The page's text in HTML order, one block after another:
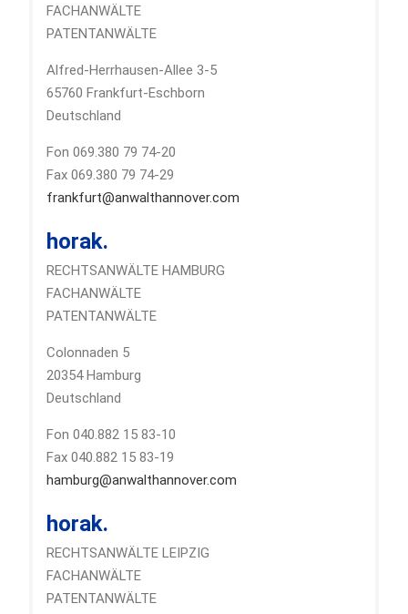
FACHANWÄLTE
PATENTANWÄLTE
Alfred-Herrhausen-Allee 3-5
65760 Frankfurt-Eschborn
Deutschland
Fon 069.380 79 74-20
Fax 069.380 79 74-29
frankfurt@anwalthannover.com
horak.
RECHTSANWÄLTE HAMBURG
FACHANWÄLTE
PATENTANWÄLTE
Colonnaden 5
20354 Hamburg
Deutschland
Fon 040.882 15 83-10
Fax 040.882 15 83-19
hamburg@anwalthannover.com
horak.
RECHTSANWÄLTE LEIPZIG
FACHANWÄLTE
PATENTANWÄLTE